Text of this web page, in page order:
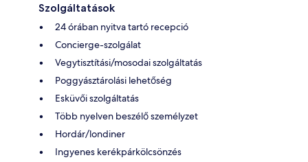
Szolgáltatások
24 órában nyitva tartó recepció
Concierge-szolgálat
Vegytisztítási/mosodai szolgáltatás
Poggyásztárolási lehetőség
Esküvői szolgáltatás
Több nyelven beszélő személyzet
Hordár/londiner
Ingyenes kerékpárkölcsönzés